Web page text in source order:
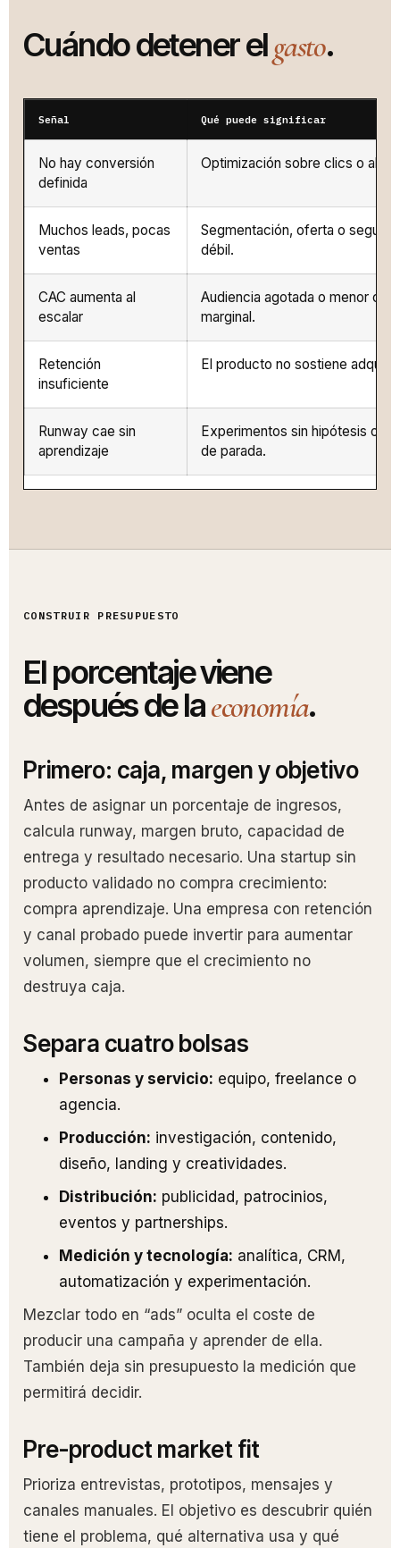
Cuándo detener elgasto.
Señal Qué puede significar
No hay conversión
definida
Optimización sobre clics o
Muchos leads, pocas
ventas
Segmentación, oferta o
débil.
CAC aumenta al
escalar
Audiencia agotada o menor
marginal.
Retención
insuficiente
El producto no sostiene
Runway cae sin
aprendizaje
Experimentos sin hipótesis o
de parada.
CONSTRUIR PRESUPUESTO
El porcentaje viene
después de laeconomía.
Primero: caja, margen y objetivo
Antes de asignar un porcentaje de ingresos,
calcula runway, margen bruto, capacidad de
entrega y resultado necesario. Una startup sin
producto validado no compra crecimiento:
compra aprendizaje. Una empresa con retención
y canal probado puede invertir para aumentar
volumen, siempre que el crecimiento no
destruya caja.
Separa cuatro bolsas
Personas y servicio: equipo, freelance o
agencia.
Producción: investigación, contenido,
diseño, landing y creatividades.
Distribución: publicidad, patrocinios,
eventos y partnerships.
Medición y tecnología: analítica, CRM,
automatización y experimentación.
Mezclar todo en “ads” oculta el coste de
producir una campaña y aprender de ella.
También deja sin presupuesto la medición que
permitirá decidir.
Pre-product market fit
Prioriza entrevistas, prototipos, mensajes y
canales manuales. El objetivo es descubrir quién
tiene el problema, qué alternativa usa y qué